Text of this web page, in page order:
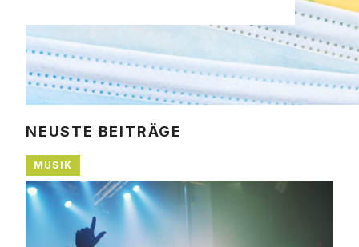
NEUSTE BEITRÄGE
MUSIK